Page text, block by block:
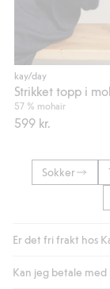
kay/day
57 % mohair
599 kr.
Sokker
Er det fri frakt hos
Som medlem i
Kan jeg betale med